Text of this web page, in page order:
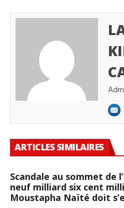
ARTICLES SIMILAIRES
Scandale au sommet de
neuf milliard six cent
Moustapha Naïté doit